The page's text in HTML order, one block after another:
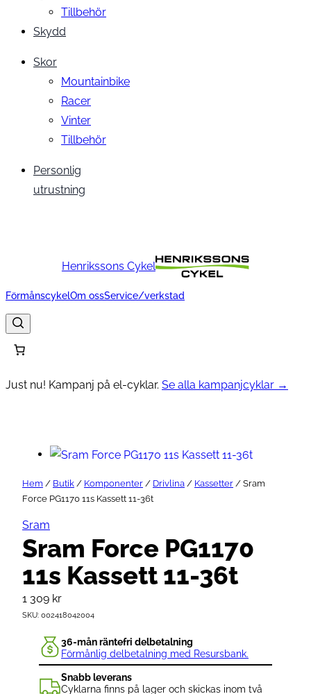
Tillbehör
Skydd
Skor
Mountainbike
Racer
Vinter
Tillbehör
Personlig
utrustning
Henrikssons Cykel
FörmånscykelOm ossService/verkstad
Just nu! Kampanj på el-cyklar. Se alla kampanjcyklar →
Hem / Butik / Komponenter / Drivlina / Kassetter / Sram
Force PG1170 11s Kassett 11-36t
Sram
Sram Force PG1170
11s Kassett 11-36t
1 309 kr
SKU: 002418042004
36-mån räntefri delbetalning
Förmånlig delbetalning med Resursbank.
Snabb leverans
Cyklarna finns på lager och skickas inom två